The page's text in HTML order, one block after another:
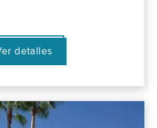
detalles